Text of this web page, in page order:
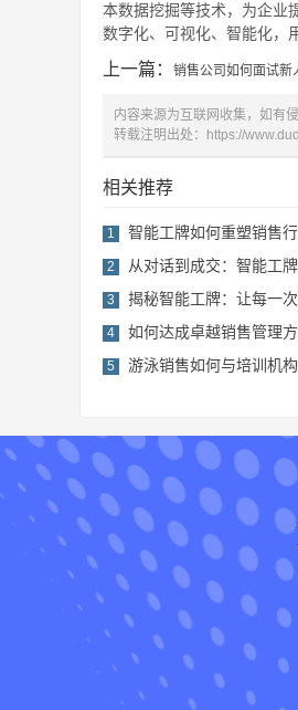
本数据挖掘等技术，为企业
数字化、可视化、智能化，
上一篇： 销售公司如何面试新
内容来源为互联网收集，如有
转载注明出处：
https://
相关推荐
1 智能工牌如何重塑销售
2 从对话到成交：智能工
3 揭秘智能工牌：让每一
4 如何达成卓越销售管理
5 游泳销售如何与培训机